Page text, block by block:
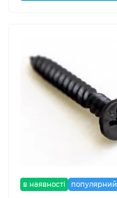
в наявності популярний